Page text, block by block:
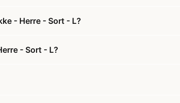
- Herre - Sort - L?
- Sort - L?